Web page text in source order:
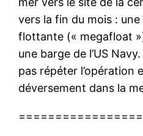
vers la fin du mois :
flottante (« megafloat
une barge de l’US
pas répéter l’opération
déversement dans la